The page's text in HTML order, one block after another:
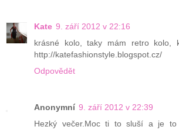
Kate 9. září 2012 v 22:16
krásné kolo, taky mám retro kolo,
http://katefashionstyle.blogspot.cz/
Odpovědět
Anonymní 9. září 2012 v 22:39
Hezký večer.Moc ti to sluší a je to